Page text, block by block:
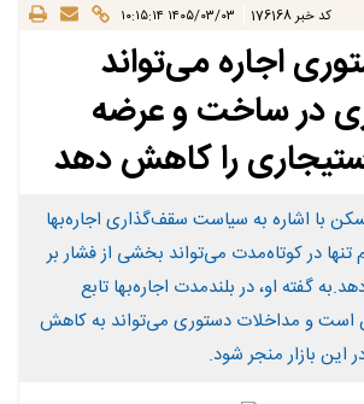
کد خبر 176168 ۱۴۰۵/۰۳/۰۳ ۱۰:۱۵:۱۴
اجاره می‌تواند
در ساخت و عرضه
را کاهش دهد
با اشاره به سیاست سقف‌گذاری اجاره‌بها
در کوتاه‌مدت می‌تواند بخشی از فشار بر
گفته او، در بلندمدت اجاره‌بها تابع
و مداخلات دستوری می‌تواند به کاهش
این بازار منجر شود.